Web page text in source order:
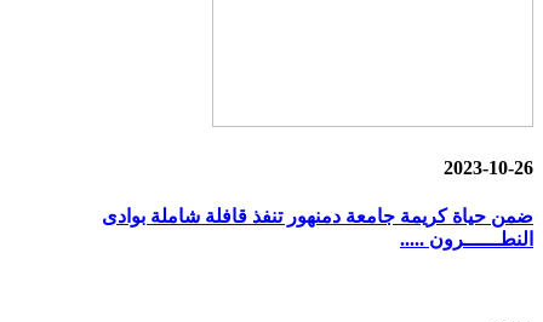
2023-10-26
ضمن حياة كريمة جامعة دمنهور تنفذ قافلة شاملة بوادى
النطــــــرون .....